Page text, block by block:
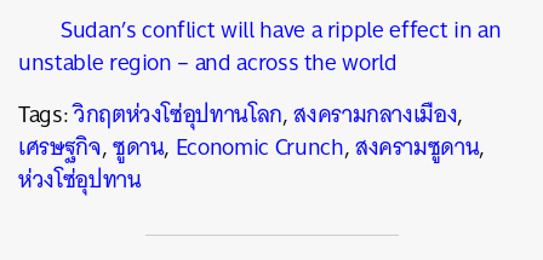
Sudan’s conflict will have a ripple effect in an
unstable region – and across the world
Tags:วิกฤตห่วงโซ่อุปทานโลก,สงครามกลางเมือง,
เศรษฐกิจ,ซูดาน, Economic Crunch,สงครามซูดาน,
ห่วงโซ่อุปทาน